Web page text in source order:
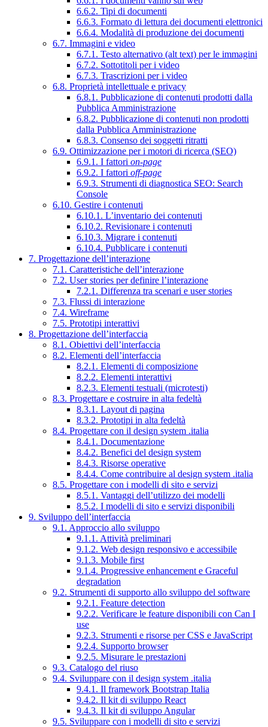
6.6.2. Tipi di documenti
6.6.3. Formato di lettura dei documenti elettronici
6.6.4. Modalità di produzione dei documenti
6.7. Immagini e video
6.7.1. Testo alternativo (alt text) per le immagini
6.7.2. Sottotitoli per i video
6.7.3. Trascrizioni per i video
6.8. Proprietà intellettuale e privacy
6.8.1. Pubblicazione di contenuti prodotti dalla
Pubblica Amministrazione
6.8.2. Pubblicazione di contenuti non prodotti
dalla Pubblica Amministrazione
6.8.3. Consenso dei soggetti ritratti
6.9. Ottimizzazione per i motori di ricerca (SEO)
6.9.1. I fattori on-page
6.9.2. I fattori off-page
6.9.3. Strumenti di diagnostica SEO: Search
Console
6.10. Gestire i contenuti
6.10.1. L’inventario dei contenuti
6.10.2. Revisionare i contenuti
6.10.3. Migrare i contenuti
6.10.4. Pubblicare i contenuti
7. Progettazione dell’interazione
7.1. Caratteristiche dell’interazione
7.2. User stories per definire l’interazione
7.2.1. Differenza tra scenari e user stories
7.3. Flussi di interazione
7.4. Wireframe
7.5. Prototipi interattivi
8. Progettazione dell’interfaccia
8.1. Obiettivi dell’interfaccia
8.2. Elementi dell’interfaccia
8.2.1. Elementi di composizione
8.2.2. Elementi interattivi
8.2.3. Elementi testuali (microtesti)
8.3. Progettare e costruire in alta fedeltà
8.3.1. Layout di pagina
8.3.2. Prototipi in alta fedeltà
8.4. Progettare con il design system .italia
8.4.1. Documentazione
8.4.2. Benefici del design system
8.4.3. Risorse operative
8.4.4. Come contribuire al design system .italia
8.5. Progettare con i modelli di sito e servizi
8.5.1. Vantaggi dell’utilizzo dei modelli
8.5.2. I modelli di sito e servizi disponibili
9. Sviluppo dell’interfaccia
9.1. Approccio allo sviluppo
9.1.1. Attività preliminari
9.1.2. Web design responsivo e accessibile
9.1.3. Mobile first
9.1.4. Progressive enhancement e Graceful
degradation
9.2. Strumenti di supporto allo sviluppo del software
9.2.1. Feature detection
9.2.2. Verificare le feature disponibili con Can I
use
9.2.3. Strumenti e risorse per CSS e JavaScript
9.2.4. Supporto browser
9.2.5. Misurare le prestazioni
9.3. Catalogo del riuso
9.4. Sviluppare con il design system .italia
9.4.1. Il framework Bootstrap Italia
9.4.2. Il kit di sviluppo React
9.4.3. Il kit di sviluppo Angular
9.5. Sviluppare con i modelli di sito e servizi